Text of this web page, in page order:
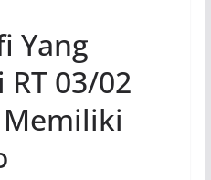
Yang
03/02